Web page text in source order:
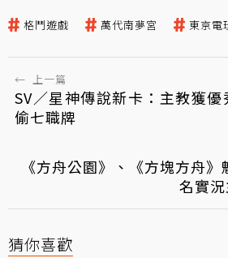
格鬥遊戲 萬代南夢宮 東京電
← 上一篇
SV／星神傳說新卡：主教獲
偷七職牌
《方舟公園》、《方塊方舟
名實
猜你喜歡